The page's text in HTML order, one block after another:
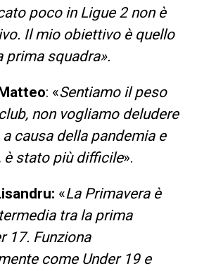
poco in Ligue 2 non è
Il mio obiettivo è quello
prima squadra».
: «Sentiamo il peso
non vogliamo deludere
causa della pandemia e
è stato più difficile».
«La Primavera è
tra la prima
17. Funziona
come Under 19 e